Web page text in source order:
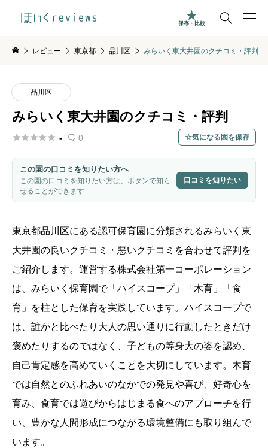

保存・比較
レビュー 東京都 品川区 みらいく東大井園のクチコミ・評判
品川区
みらいく東大井園のクチコミ・評判
 -  0 気になる園を保存
この園の口コミを知りたい方へ
この園の口コミを知りたい方は、ボタンで知ら
せることができます
口コミを知りたい
東京都品川区にある認可保育園に分類されるみらいく東
大井園の良いクチコミ・悪いクチコミを合わせて評判を
ご紹介します。運営する株式会社第一コーポレーション
は、みらいく保育園で「ハイスコープ」「木育」「食
育」を柱とした保育を実践しています。ハイスコープで
は、誰かと比べたり大人の思い通りに行動したときだけ
褒めたりするのではなく、子どもの等身大の姿を認め、
自己肯定感を高めていくことを大切にしています。木育
では自然とのふれあいのなかでの発見や喜び、好奇心を
育み、食育では遊びからはじまる食へのアプローチを行
い、豊かな人間形成につながる環境整備にも取り組んで
います。